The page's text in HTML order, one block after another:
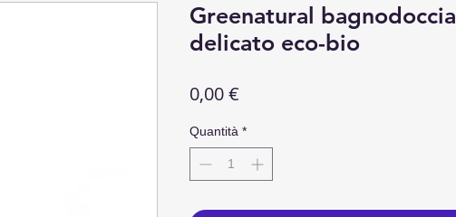
Greenatural bagnodoccia
delicato eco-bio
0,00 €
Quantità *